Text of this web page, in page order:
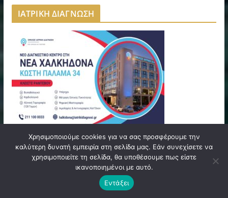
ΙΑΤΡΙΚΗ ΔΙΑΓΝΩΣΗ
NINE GRAMS | NEA FILADELFEIA
Χρησιμοποιούμε cookies για να σας προσφέρουμε την
καλύτερη δυνατή εμπειρία στη σελίδα μας. Εάν συνεχίσετε να
χρησιμοποιείτε τη σελίδα, θα υποθέσουμε πως είστε
ικανοποιημένοι με αυτό.
Εντάξει